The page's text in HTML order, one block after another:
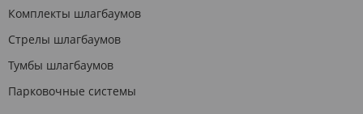
Комплекты шлагбаумов
Стрелы шлагбаумов
Тумбы шлагбаумов
Парковочные системы